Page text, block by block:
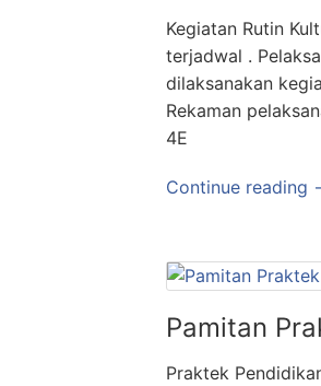
Kegiatan Rutin
terjadwal .
dilaksanakan
Rekaman
4E
Continue reading
Pamitan
Praktek